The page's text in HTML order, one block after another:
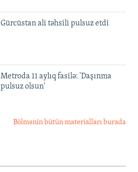
Gürcüstan ali təhsili pulsuz etdi
Metroda 11 aylıq fasilə: 'Daşınma
pulsuz olsun'
Bölmənin bütün materialları burada